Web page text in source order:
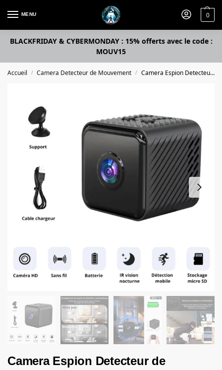
MENU 0
BLACKFRIDAY & CYBERMONDAY : 15% offerts avec le code :
MOUV15
Accueil / Camera Detecteur de Mouvement / Camera Espion Detecteur de Mouvement
Camera Espion Detecteur de